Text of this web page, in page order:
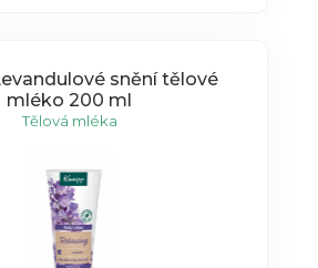
snění tělové
mléko 200 ml
Tělová mléka